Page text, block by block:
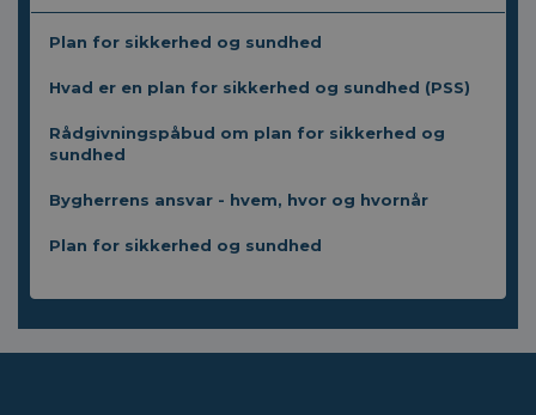
Plan for sikkerhed og sundhed
Hvad er en plan for sikkerhed og sundhed (PSS)
Rådgivningspåbud om plan for sikkerhed og
sundhed
Bygherrens ansvar - hvem, hvor og hvornår
Plan for sikkerhed og sundhed